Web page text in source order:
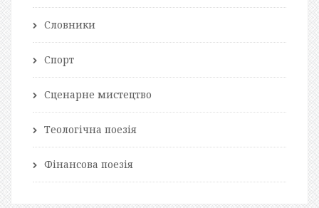
Словники
Спорт
Сценарне мистецтво
Теологічна поезія
Фінансова поезія